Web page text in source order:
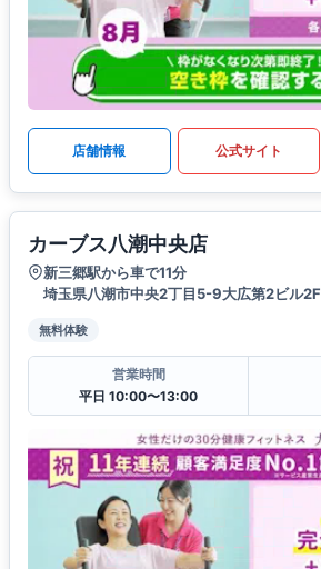
店舗情報 公式サイト
カーブス八潮中央店
新三郷駅から車で11分
埼玉県八潮市中央2丁目5-9大広第2ビル2F
無料体験
営業時間
平日 10:00〜13:00